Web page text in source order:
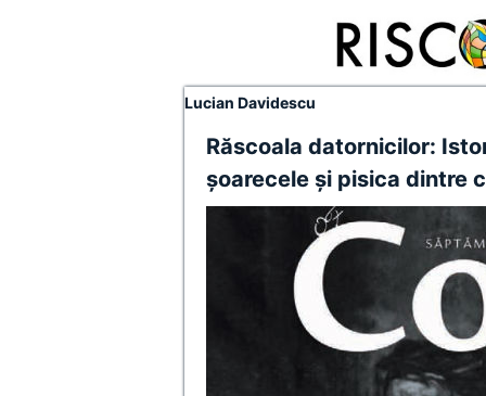
Lucian Davidescu
Răscoala datornicilor:
şoarecele şi pisica dintre